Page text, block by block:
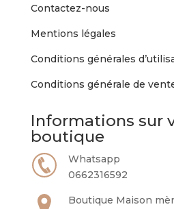
Contactez-nous
Mentions légales
Conditions générales
Conditions générale de
Informations sur
boutique
Whatsapp
0662316592
Boutique Maison